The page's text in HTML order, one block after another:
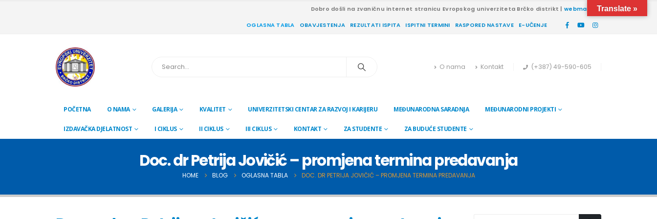
Dobro došli na zvaničnu internet stranicu Evropskog univerziteta Brčko distrikt |webmail
OGLASNA TABLA OBAVJESTENJA REZULTATI ISPITA ISPITNI TERMINI RASPORED NASTAVE E-UČENJE
O nama Kontakt (+387) 49-590-605
POČETNA O NAMA GALERIJA KVALITET UNIVERZITETSKI CENTAR ZA RAZVOJ I KARIJERU MEĐUNARODNA SARADNJA MEĐUNARODNI PROJEKTI
IZDAVAČKA DJELATNOST I CIKLUS II CIKLUS III CIKLUS KONTAKT ZA STUDENTE ZA BUDUĆE STUDENTE
Doc. dr Petrija Jovičić – promjena termina predavanja
HOME BLOG OGLASNA TABLA DOC. DR PETRIJA JOVIČIĆ – PROMJENA TERMINA PREDAVANJA
Translate »